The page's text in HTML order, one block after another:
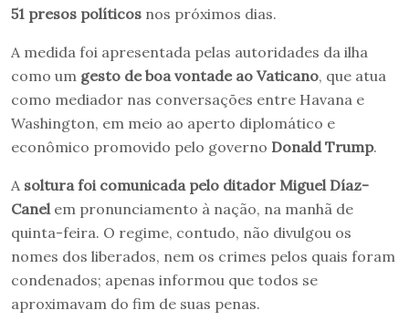
51 presos políticos nos próximos dias.
A medida foi apresentada pelas autoridades da ilha
como um gesto de boa vontade ao Vaticano, que atua
como mediador nas conversações entre Havana e
Washington, em meio ao aperto diplomático e
econômico promovido pelo governo Donald Trump.
A soltura foi comunicada pelo ditador Miguel Díaz-
Canel em pronunciamento à nação, na manhã de
quinta-feira. O regime, contudo, não divulgou os
nomes dos liberados, nem os crimes pelos quais foram
condenados; apenas informou que todos se
aproximavam do fim de suas penas.